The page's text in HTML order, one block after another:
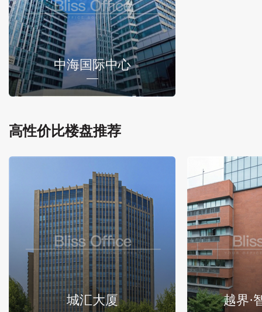
中海国际中心
高性价比楼盘推荐
城汇大厦 越界·